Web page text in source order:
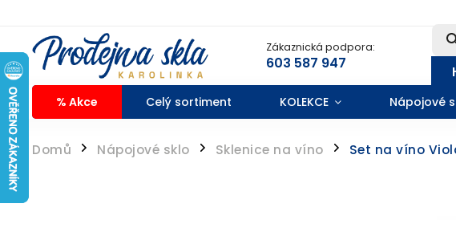
Zákaznická podpora:
603 587 947
% Akce Celý sortiment KOLEKCE Nápojové
Domů / Nápojové sklo / Sklenice na víno / Set na víno